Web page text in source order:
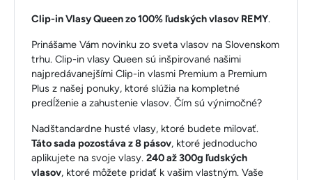
Clip-in Vlasy Queen zo 100% ľudských vlasov REMY.
Prinášame Vám novinku zo sveta vlasov na Slovenskom
trhu. Clip-in vlasy Queen sú inšpirované našimi
najpredávanejšími Clip-in vlasmi Premium a Premium
Plus z našej ponuky, ktoré slúžia na kompletné
predĺženie a zahustenie vlasov. Čím sú výnimočné?
Nadštandardne husté vlasy, ktoré budete milovať.
Táto sada pozostáva z 8 pásov, ktoré jednoducho
aplikujete na svoje vlasy. 240 až 300g ľudských
vlasov, ktoré môžete pridať k vašim vlastným. Vaše